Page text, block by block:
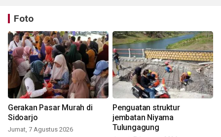
Foto
Gerakan Pasar Murah di
Sidoarjo
Jumat, 7 Agustus 2026
Penguatan struktur
jembatan Niyama
Tulungagung